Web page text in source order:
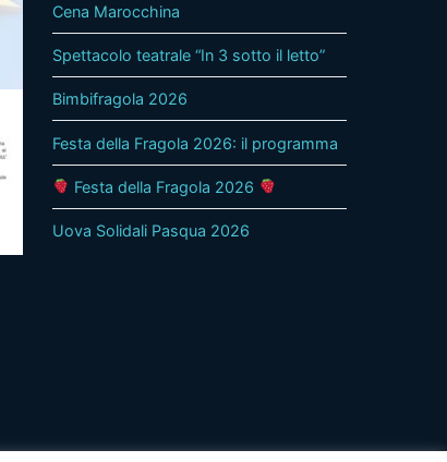
Cena Marocchina
Spettacolo teatrale “In 3 sotto il letto”
Bimbifragola 2026
Festa della Fragola 2026: il programma
Festa della Fragola 2026
Uova Solidali Pasqua 2026